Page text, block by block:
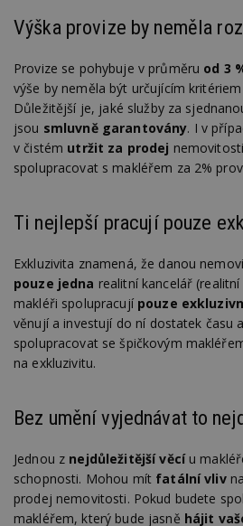
Výška provize by neměla
Provize se pohybuje v průměru od 3
výše by neměla být určujícím
Důležitější je, jaké služby za
jsou smluvně garantovány. I v
v čistém utržit za prodej
spolupracovat s makléřem za 2%
Ti nejlepší pracují pouze
Exkluzivita znamená, že danou
pouze jedna realitní kancelář
makléři spolupracujípouze
věnují a investují do ní dostatek času
spolupracovat se špičkovým
na exkluzivitu.
Bez umění vyjednávat to
Jednou z nejdůležitější věcíu
schopnosti. Mohou mít fatální vliv
prodej nemovitosti. Pokud budete
makléřem, který bude jasně hájit